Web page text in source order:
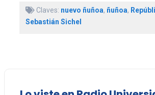
Claves: nuevo ñuñoa, ñuñoa,
Sebastián Sichel